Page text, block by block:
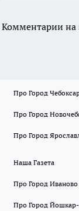
Комментарии на
Про Город
Про Город
Про Город
Наша Газета
Про Город Иваново
Про Город